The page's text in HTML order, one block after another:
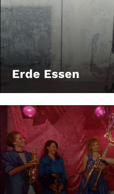
Erde Essen